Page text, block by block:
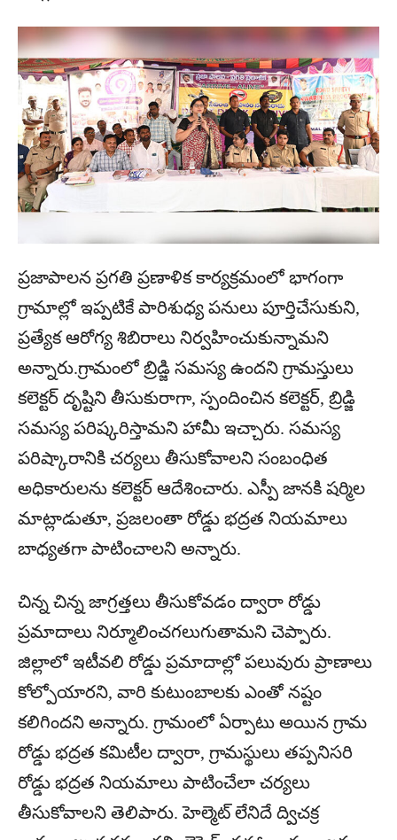
ప్రజాపాలన ప్రగతి ప్రణాళిక కార్యక్రమంలో భాగంగా
గ్రామాల్లో ఇప్పటికే పారిశుధ్య పనులు పూర్తిచేసుకుని,
ప్రత్యేక ఆరోగ్య శిబిరాలు నిర్వహించుకున్నామని
అన్నారు.గ్రామంలో బ్రిడ్జి సమస్య ఉందని గ్రామస్తులు
కలెక్టర్ దృష్టిని తీసుకురాగా, స్పందించిన కలెక్టర్, బ్రిడ్జి
సమస్య పరిష్కరిస్తామని హామీ ఇచ్చారు. సమస్య
పరిష్కారానికి చర్యలు తీసుకోవాలని సంబంధిత
అధికారులను కలెక్టర్ ఆదేశించారు. ఎస్పీ జానకి షర్మిల
మాట్లాడుతూ, ప్రజలంతా రోడ్డు భద్రత నియమాలు
బాధ్యతగా పాటించాలని అన్నారు.
చిన్న చిన్న జాగ్రత్తలు తీసుకోవడం ద్వారా రోడ్డు
ప్రమాదాలు నిర్మూలించగలుగుతామని చెప్పారు.
జిల్లాలో ఇటీవలి రోడ్డు ప్రమాదాల్లో పలువురు ప్రాణాలు
కోల్పోయారని, వారి కుటుంబాలకు ఎంతో నష్టం
కలిగిందని అన్నారు. గ్రామంలో ఏర్పాటు అయిన గ్రామ
రోడ్డు భద్రత కమిటీల ద్వారా, గ్రామస్థులు తప్పనిసరి
రోడ్డు భద్రత నియమాలు పాటించేలా చర్యలు
తీసుకోవాలని తెలిపారు. హెల్మెట్ లేనిదే ద్విచక్ర